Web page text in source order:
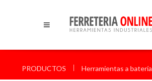
PRODUCTOS I Herramientas a batería